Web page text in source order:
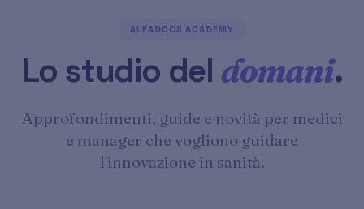
ALFADOCS ACADEMY
Lo studio del domani.
Approfondimenti, guide e novità per medici
e manager che vogliono guidare
l'innovazione in sanità.